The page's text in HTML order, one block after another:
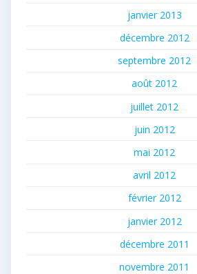
janvier 2013
décembre 2012
septembre 2012
août 2012
juillet 2012
juin 2012
mai 2012
avril 2012
février 2012
janvier 2012
décembre 2011
novembre 2011